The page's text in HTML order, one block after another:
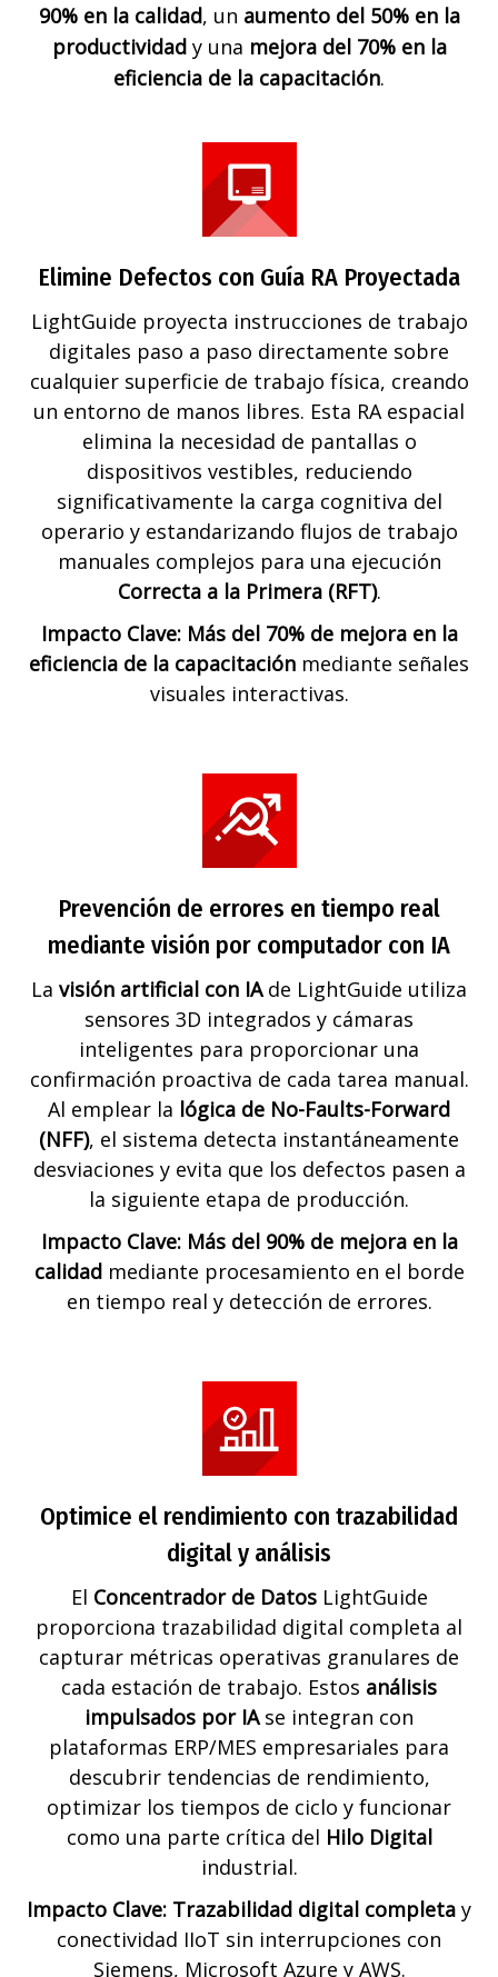
90% en la calidad, un aumento del 50% en la
productividady una mejora del 70% en la
eficiencia de la capacitación.
Elimine Defectos con Guía RA Proyectada
LightGuide proyecta instrucciones de trabajo
digitales paso a paso directamente sobre
cualquier superficie de trabajo física, creando
un entorno de manos libres. Esta RA espacial
elimina la necesidad de pantallas o
dispositivos vestibles, reduciendo
significativamente la carga cognitiva del
operario y estandarizando flujos de trabajo
manuales complejos para una ejecución
Correcta a la Primera (RFT).
Impacto Clave: Más del 70% de mejora en la
eficiencia de la capacitación mediante señales
visuales interactivas.
Prevención de errores en tiempo real
mediante visión por computador con IA
La visión artificial con IAde LightGuide utiliza
sensores 3D integrados y cámaras
inteligentes para proporcionar una
confirmación proactiva de cada tarea manual.
Al emplear la lógica de No-Faults-Forward
(NFF), el sistema detecta instantáneamente
desviaciones y evita que los defectos pasen a
la siguiente etapa de producción.
Impacto Clave: Más del 90% de mejora en la
calidadmediante procesamiento en el borde
en tiempo real y detección de errores.
Optimice el rendimiento con trazabilidad
digital y análisis
El Concentrador de DatosLightGuide
proporciona trazabilidad digital completa al
capturar métricas operativas granulares de
cada estación de trabajo. Estos análisis
impulsados por IAse integran con
plataformas ERP/MES empresariales para
descubrir tendencias de rendimiento,
optimizar los tiempos de ciclo y funcionar
como una parte crítica del Hilo Digital
industrial.
Impacto Clave: Trazabilidad digital completa y
conectividad IIoT sin interrupciones con
Siemens, Microsoft Azure y AWS.